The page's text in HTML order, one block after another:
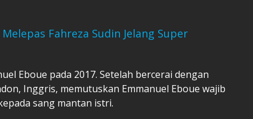
Fahreza Sudin Jelang Super
Eboue pada 2017. Setelah bercerai dengan
Inggris, memutuskan Emmanuel Eboue wajib
sang mantan istri.